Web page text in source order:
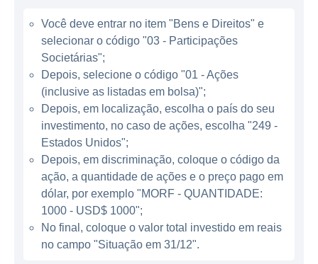
almeja oferecer soluções para condições em
que o sistema imunológico do corpo ataca
erroneamente seus próprios tecidos,
resultando em diversas doenças que
impactam a qualidade de vida dos pacientes.
ATUAÇÃO DA MORPHIC HOLDING
A Morphic Holding tem se destacado pela
sua inovação no campo das terapias
biológicas, enquanto busca constantemente
desenvolver novos tratamentos. Suas
pesquisas são voltadas para a identificação
Você deve entrar no item "Bens e Direitos" e
selecionar o código "03 - Participações
Societárias";
Depois, selecione o código "01 - Ações
(inclusive as listadas em bolsa)";
Depois, em localização, escolha o país do seu
investimento, no caso de ações, escolha "249 -
Estados Unidos";
Depois, em discriminação, coloque o código da
ação, a quantidade de ações e o preço pago em
dólar, por exemplo "MORF - QUANTIDADE:
1000 - USD$ 1000";
No final, coloque o valor total investido em reais
no campo "Situação em 31/12".